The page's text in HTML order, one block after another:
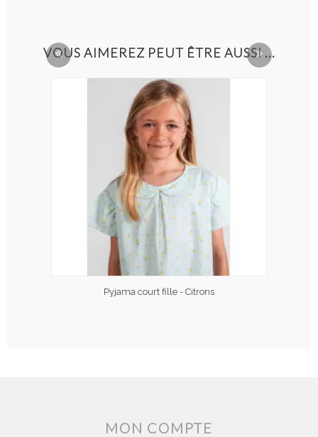
VOUS AIMEREZ PEUT ÊTRE AUSSI ...
Pyjama court fille - Citrons
MON COMPTE